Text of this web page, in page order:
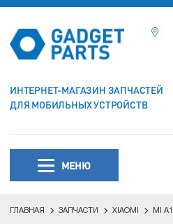
ИНТЕРНЕТ-МАГАЗИН ЗАПЧАСТЕЙ
ДЛЯ МОБИЛЬНЫХ УСТРОЙСТВ
МЕНЮ
ГЛАВНАЯ ЗАПЧАСТИ XIAOMI MI A1